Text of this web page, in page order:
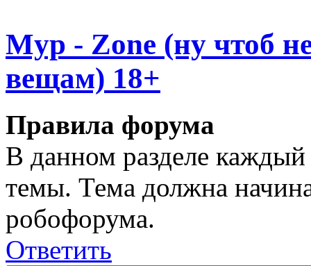
Myp - Zone (ну чтоб
вещам) 18+
Правила форума
В данном разделе
темы. Тема должна
робофорума.
Ответить